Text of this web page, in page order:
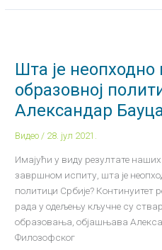
Шта је
образовној
Александар
Видео / 28. јул 2021.
Имајући у виду резултате
завршном испиту, шта је
политици Србије?
рада у одељењу кључне су
образовања, објашњава
Филозофског
променити
у
образовној
политици
Србији
Александар
Бауцал